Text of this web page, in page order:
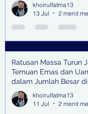
khoirulfatma13
13 Jul
2 menit
Ratusan Massa Turun
Temuan Emas dan
dalam Jumlah Besar di
Lingkungan Jampidsus
Agung RI di Jakarta
khoirulfatma13
11 Jul
2 menit